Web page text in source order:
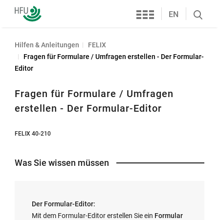
Hochschule
Furtwangen
Services
EN
Search
Hilfen & Anleitungen
FELIX
Fragen für Formulare / Umfragen erstellen - Der Formular-
Editor
Fragen für Formulare / Umfragen
erstellen - Der Formular-Editor
FELIX 40-210
Was Sie wissen müssen
Der Formular-Editor:
Mit dem Formular-Editor erstellen Sie ein Formular